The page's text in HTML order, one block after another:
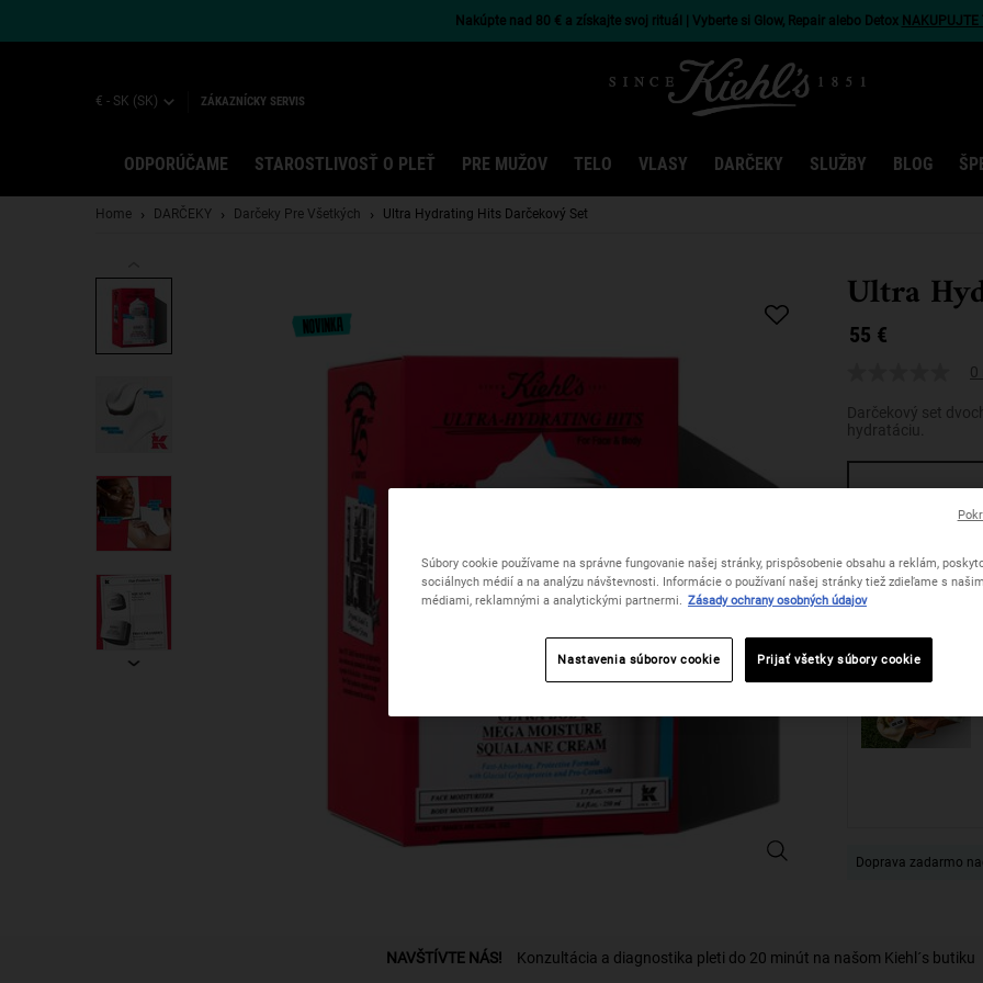
Nakúpte nad 80 € a získajte svoj rituál | Vyberte si Glow, Repair alebo Detox NAKUPUJTE
€ - SK (SK) ZÁKAZNÍCKY SERVIS
ODPORÚČAME STAROSTLIVOSŤ O PLEŤ PRE MUŽOV TELO VLASY DARČEKY SLUŽBY BLOG
Home DARČEKY Darčeky Pre Všetkých Ultra Hydrating Hits Darčekový Set
Ultra
55 €
0
Ultra Hydrating Hits darčekový set
Darčekový set
hydratáciu.
−
Doprava zadarmo
NAVŠTÍVTE NÁS! Konzultácia a diagnostika pleti do 20 minút na našom Kiehl´s butiku
Súbory cookie používame na správne fungovanie našej stránky, prispôsobenie obsahu a reklám,
sociálnych médií a na analýzu návštevnosti. Informácie o používaní našej stránky tiež zdieľame s
médiami, reklamnými a analytickými partnermi.
Zásady ochrany osobných údajov
Nastavenia súborov cookie Prijať všetky súbory cookie